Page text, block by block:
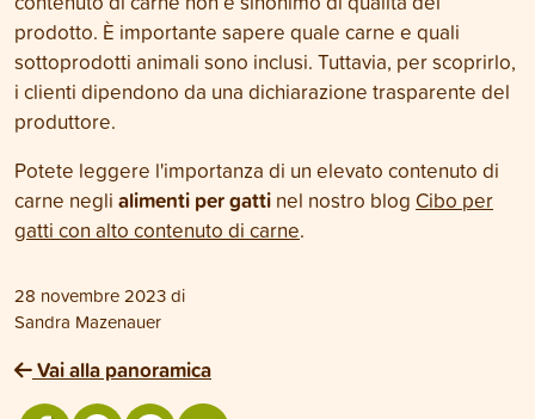
prodotto. È importante sapere quale carne e quali
sottoprodotti animali sono inclusi. Tuttavia, per scoprirlo,
i clienti dipendono da una dichiarazione trasparente del
produttore.
Potete leggere l'importanza di un elevato contenuto di
carne negli alimenti per gatti nel nostro blog Cibo per
gatti con alto contenuto di carne.
28 novembre 2023di
Sandra Mazenauer
Vai alla panoramica